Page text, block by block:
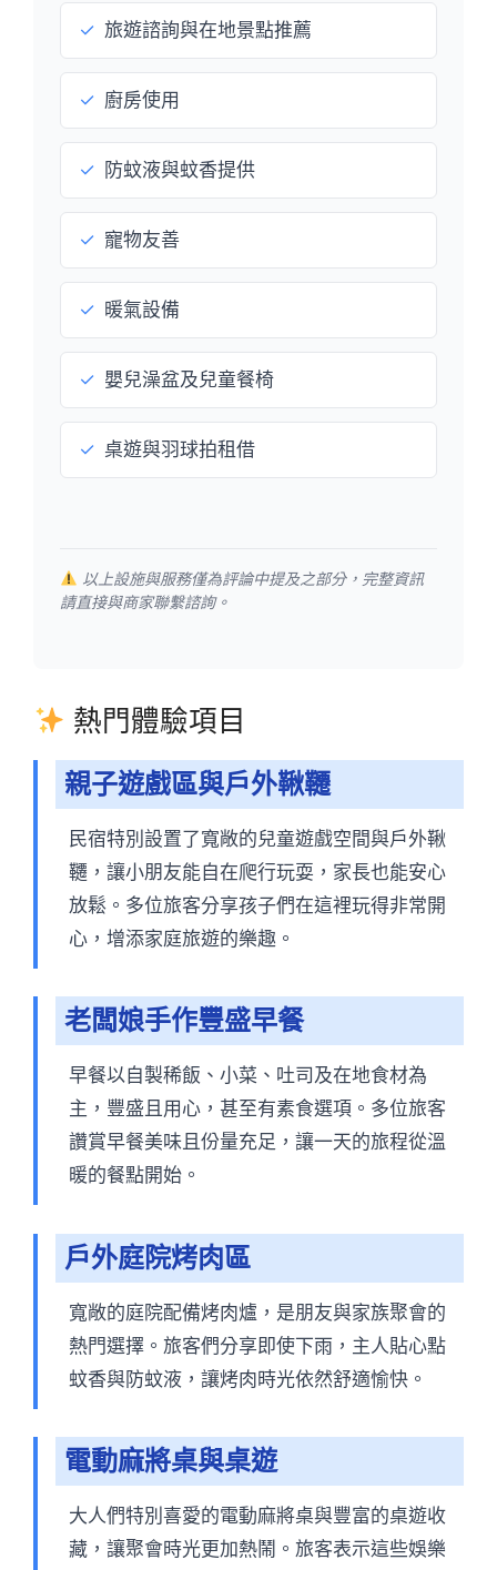
✓ 旅遊諮詢與在地景點推薦
✓ 廚房使用
✓ 防蚊液與蚊香提供
✓ 寵物友善
✓ 暖氣設備
✓ 嬰兒澡盆及兒童餐椅
✓ 桌遊與羽球拍租借
以上設施與服務僅為評論中提及之部分，完整資訊
請直接與商家聯繫諮詢。
熱門體驗項目
親子遊戲區與戶外鞦韆
民宿特別設置了寬敞的兒童遊戲空間與戶外鞦
韆，讓小朋友能自在爬行玩耍，家長也能安心
放鬆。多位旅客分享孩子們在這裡玩得非常開
心，增添家庭旅遊的樂趣。
老闆娘手作豐盛早餐
早餐以自製稀飯、小菜、吐司及在地食材為
主，豐盛且用心，甚至有素食選項。多位旅客
讚賞早餐美味且份量充足，讓一天的旅程從溫
暖的餐點開始。
戶外庭院烤肉區
寬敞的庭院配備烤肉爐，是朋友與家族聚會的
熱門選擇。旅客們分享即使下雨，主人貼心點
蚊香與防蚊液，讓烤肉時光依然舒適愉快。
電動麻將桌與桌遊
大人們特別喜愛的電動麻將桌與豐富的桌遊收
藏，讓聚會時光更加熱鬧。旅客表示這些娛樂